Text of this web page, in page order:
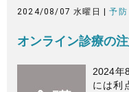
2024/08/07 水曜日 |予防
オンライン診療の
2024年
には利